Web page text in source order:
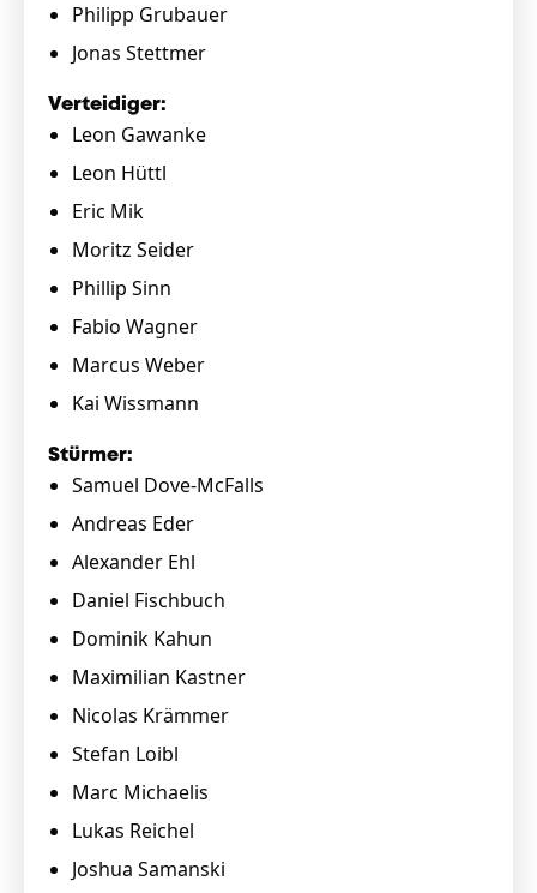
Philipp Grubauer
Jonas Stettmer
Verteidiger:
Leon Gawanke
Leon Hüttl
Eric Mik
Moritz Seider
Phillip Sinn
Fabio Wagner
Marcus Weber
Kai Wissmann
Stürmer:
Samuel Dove-McFalls
Andreas Eder
Alexander Ehl
Daniel Fischbuch
Dominik Kahun
Maximilian Kastner
Nicolas Krämmer
Stefan Loibl
Marc Michaelis
Lukas Reichel
Joshua Samanski